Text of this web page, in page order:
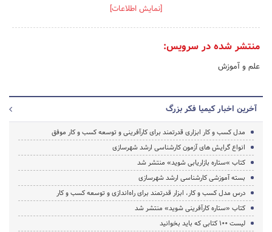
[نمایش اطلاعات]
منتشر شده در سرویس:
علم و آموزش
آخرین اخبار کیمیا فکر بزرگ
مدل کسب و کار ابزاری قدرتمند برای کارآفرینی و توسعه کسب‌ و کار موفق
انواع گرایش های آزمون کارشناسی ارشد شهرسازی
کتاب »ستاره بازاریابی شوید» منتشر شد
بسته آموزشی کارشناسی ارشد شهرسازی
درس مدل کسب و کار، ابزار قدرتمند برای راه‌اندازی و توسعه کسب‌ و کار
کتاب «ستاره کارآفرینی شوید» منتشر شد
لیست ۱۰۰ کتابی که باید بخوانید